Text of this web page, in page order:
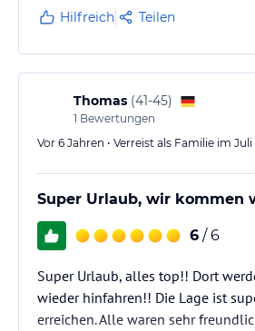
Fahrradtour ,Strandbesuch oder
Hilfreich Teilen
Thomas (41-45)
1 Bewertungen
Vor 6 Jahren • Verreist als Familie im Juli
Super Urlaub, wir kommen
6 / 6
Super Urlaub, alles top!! Dort
wieder hinfahren!! Die Lage ist
erreichen. Alle waren sehr